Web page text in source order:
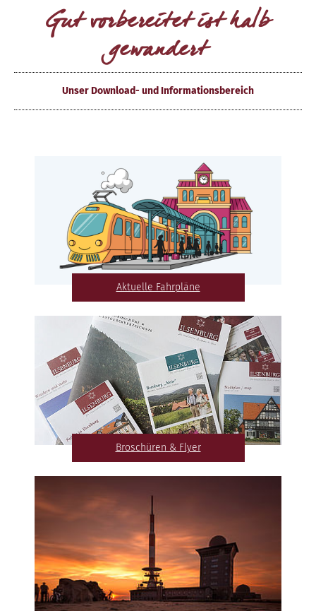
Gut vorbereitet ist halb
gewandert
Unser Download- und Informationsbereich
Aktuelle Fahrpläne
Broschüren & Flyer